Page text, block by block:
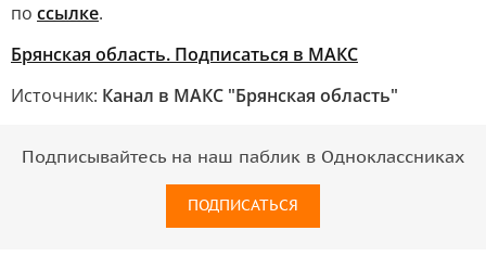
по ссылке.
Брянская область. Подписаться в МАКС
Источник: Канал в МАКС "Брянская область"
Подписывайтесь на наш паблик в Одноклассниках
ПОДПИСАТЬСЯ